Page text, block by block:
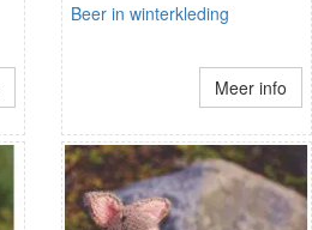
Beer in winterkleding
Meer info